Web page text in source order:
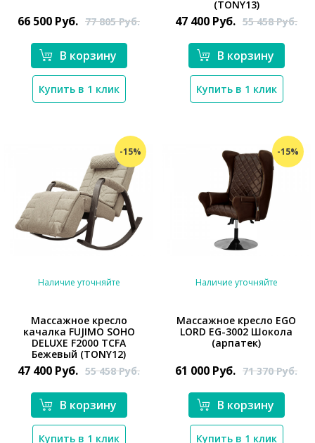
66 500 Руб. 77 805Руб.
В корзину
Купить в 1 клик
(TONY13)
47 400 Руб. 55 458Руб.
В корзину
Купить в 1 клик
-15%
*}
Наличие уточняйте
Массажное кресло
качалка FUJIMO SOHO
DELUXE F2000 TCFA
Бежевый (TONY12)
47 400 Руб. 55 458Руб.
В корзину
Купить в 1 клик
-15%
*}
Наличие уточняйте
Массажное кресло EGO
LORD EG-3002 Шокола
(арпатек)
61 000 Руб. 71 370Руб.
В корзину
Купить в 1 клик